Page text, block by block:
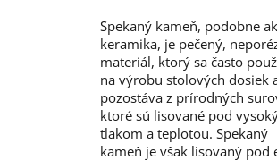
Spekaný kameň, podobne
keramika, je pečený,
materiál, ktorý sa často
na výrobu stolových dosiek
pozostáva z prírodných
ktoré sú lisované pod
tlakom a teplotou. Spekaný
kameň je však lisovaný pod